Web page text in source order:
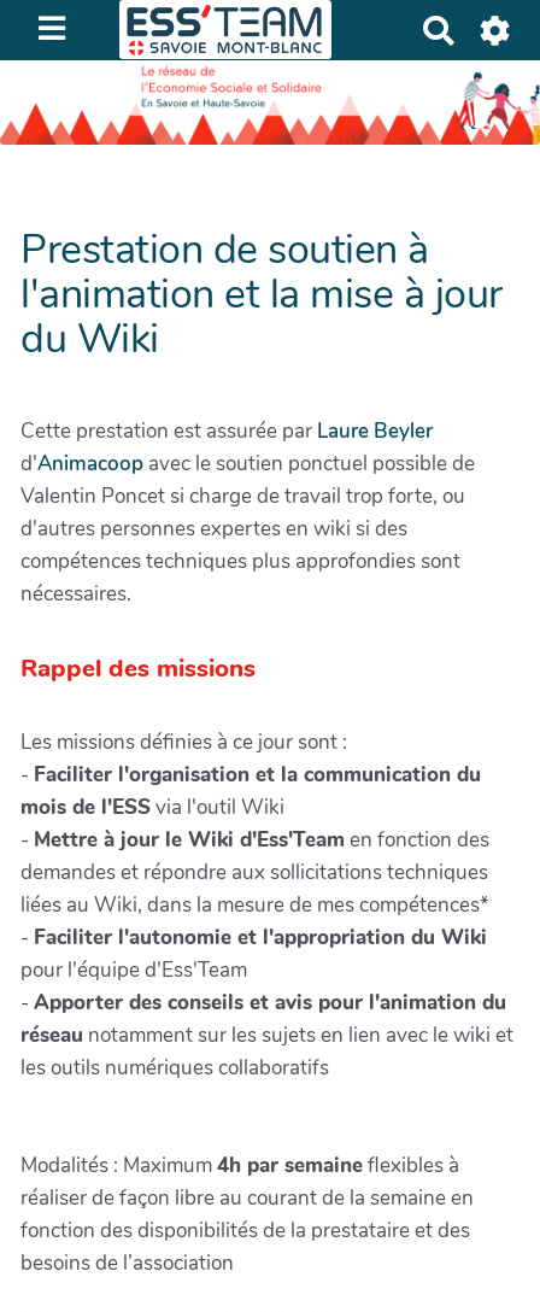
e
c
h
e
r
Prestation de soutien à
l'animation et la mise à jour
du Wiki
Cette prestation est assurée par Laure Beyler
d'Animacoop avec le soutien ponctuel possible de
Valentin Poncet si charge de travail trop forte, ou
d'autres personnes expertes en wiki si des
compétences techniques plus approfondies sont
nécessaires.
Rappel des missions
Les missions définies à ce jour sont :
- Faciliter l'organisation et la communication du
mois de l'ESSvia l'outil Wiki
- Mettre à jour le Wiki d'Ess'Team en fonction des
demandes et répondre aux sollicitations techniques
liées au Wiki, dans la mesure de mes compétences*
- Faciliter l'autonomie et l'appropriation du Wiki
pour l'équipe d'Ess'Team
- Apporter des conseils et avis pour l'animation du
réseau notamment sur les sujets en lien avec le wiki et
les outils numériques collaboratifs
Modalités : Maximum4h par semaineflexibles à
réaliser de façon libre au courant de la semaine en
fonction des disponibilités de la prestataire et des
besoins de l’association